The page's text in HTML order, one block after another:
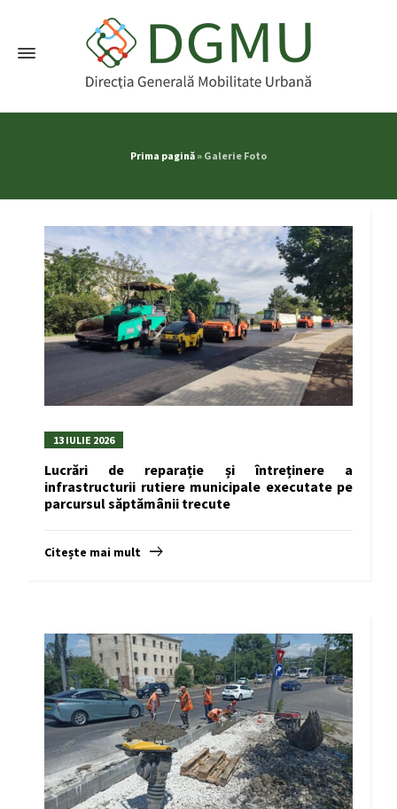
Prima pagină » Galerie Foto
13 IULIE 2026
Lucrări de reparație și întreținere a
infrastructurii rutiere municipale executate pe
parcursul săptămânii trecute
Citește mai mult